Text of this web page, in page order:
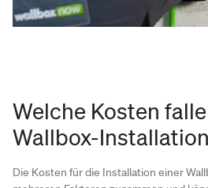
Welche Kosten
Wallbox-
Die Kosten für die Installation einer